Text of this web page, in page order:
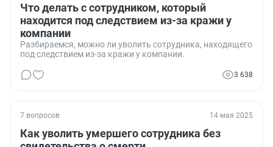
Что делать с сотрудником, который
находится под следствием из-за кражи у
компании
Разбираемся, можно ли уволить сотрудника, находящего
под следствием из-за кражи у компании.
3 638
7 вопросов 14 мая 2025
Как уволить умершего сотрудника без